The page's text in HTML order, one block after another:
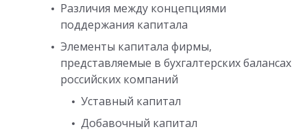
Различия между концепциями
поддержания капитала
Элементы капитала фирмы,
представляемые в бухгалтерских балансах
российских компаний
Уставный капитал
Добавочный капитал